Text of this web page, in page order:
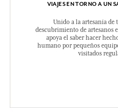
VIAJES EN TORNO A UN
Unido a la artesanía de
descubrimiento de artesanos
apoya el saber hacer
humano por pequeños
visitados